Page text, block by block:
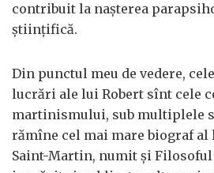
contribuit la naşterea
ştiinţifică.
Din punctul meu de vedere,
lucrări ale lui Robert sînt cele
martinismului, sub multiplele
rămîne cel mai mare biograf al
Saint-Martin, numit şi